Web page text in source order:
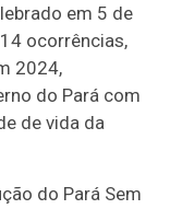
em 5 de
ocorrências,
2024,
do Pará com
de vida da
do Pará Sem